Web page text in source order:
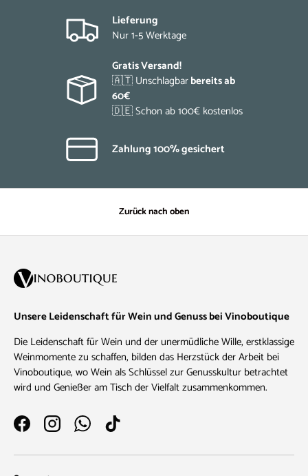
Lieferung
Nur 1-5 Werktage
Gratis Versand!
🇦🇹 Unschlagbarbereits ab
60€
🇩🇪 Schon ab 100€ kostenlos
Zahlung 100% gesichert
Zurück nach oben
Unsere Leidenschaft für Wein und Genuss bei Vinoboutique
Die Leidenschaft für Wein und der unermüdliche Wille, erstklassige
Weinmomente zu schaffen, bilden das Herzstück der Arbeit bei
Vinoboutique, wo Wein als Schlüssel zur Genusskultur betrachtet
wird und Genießer am Tisch der Vielfalt zusammenkommen.
FacebookInstagramWhatsAppTikTok